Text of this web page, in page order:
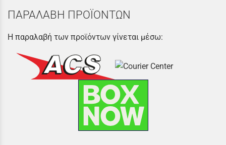
ΠΑΡΑΛΑΒΗ ΠΡΟΪΟΝΤΩΝ
Η παραλαβή των προϊόντων γίνεται μέσω: